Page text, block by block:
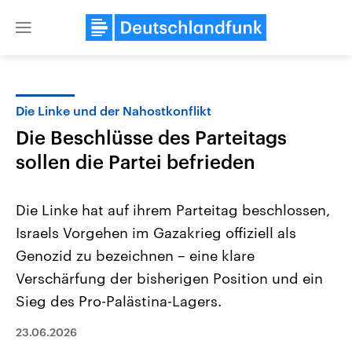
Close
Landtagswahl Sachsen-Anhalt
2026
Alle Informationen
Sachsen-Anhalt wählt am 6.
Landtag. Seit 2021 wird das
USA
Aktuelle Beiträge,
Hintergründe
Die Linke und der Nahostkonflikt
Die Beschlüsse des Parteitags
sollen die Partei befrieden
Die Linke hat auf ihrem Parteitag beschlossen,
Israels Vorgehen im Gazakrieg offiziell als
Genozid zu bezeichnen – eine klare
Verschärfung der bisherigen Position und ein
Sieg des Pro-Palästina-Lagers.
23.06.2026